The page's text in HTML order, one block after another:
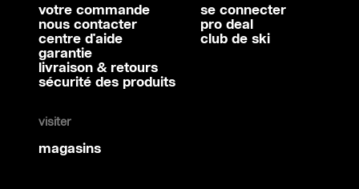
votre commande
nous contacter
centre d'aide
garantie
livraison & retours
sécurité des produits
se connecter
pro deal
club de ski
visiter
magasins